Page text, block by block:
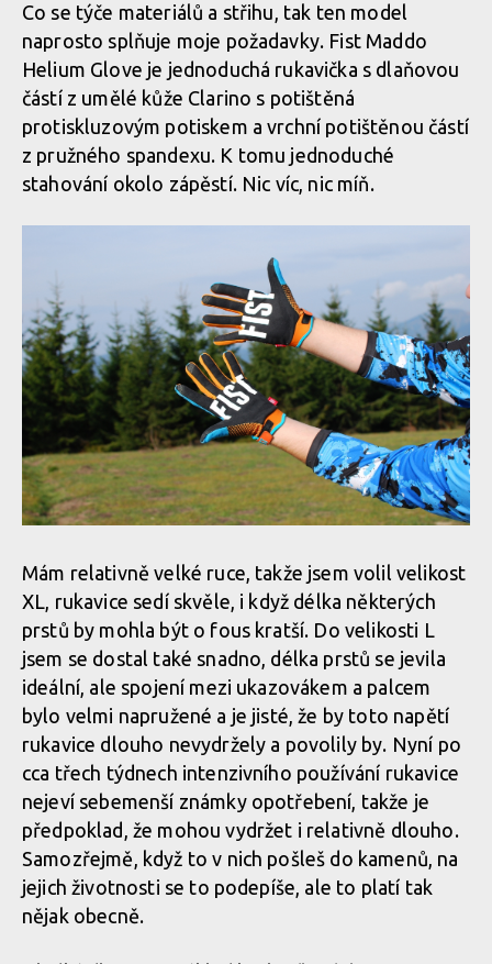
Co se týče materiálů a střihu, tak ten model
naprosto splňuje moje požadavky. Fist Maddo
Helium Glove je jednoduchá rukavička s dlaňovou
částí z umělé kůže Clarino s potištěná
protiskluzovým potiskem a vrchní potištěnou částí
z pružného spandexu. K tomu jednoduché
stahování okolo zápěstí. Nic víc, nic míň.
Mám relativně velké ruce, takže jsem volil velikost
XL, rukavice sedí skvěle, i když délka některých
prstů by mohla být o fous kratší. Do velikosti L
jsem se dostal také snadno, délka prstů se jevila
ideální, ale spojení mezi ukazovákem a palcem
bylo velmi napružené a je jisté, že by toto napětí
rukavice dlouho nevydržely a povolily by. Nyní po
cca třech týdnech intenzivního používání rukavice
nejeví sebemenší známky opotřebení, takže je
předpoklad, že mohou vydržet i relativně dlouho.
Samozřejmě, když to v nich pošleš do kamenů, na
jejich životnosti se to podepíše, ale to platí tak
nějak obecně.